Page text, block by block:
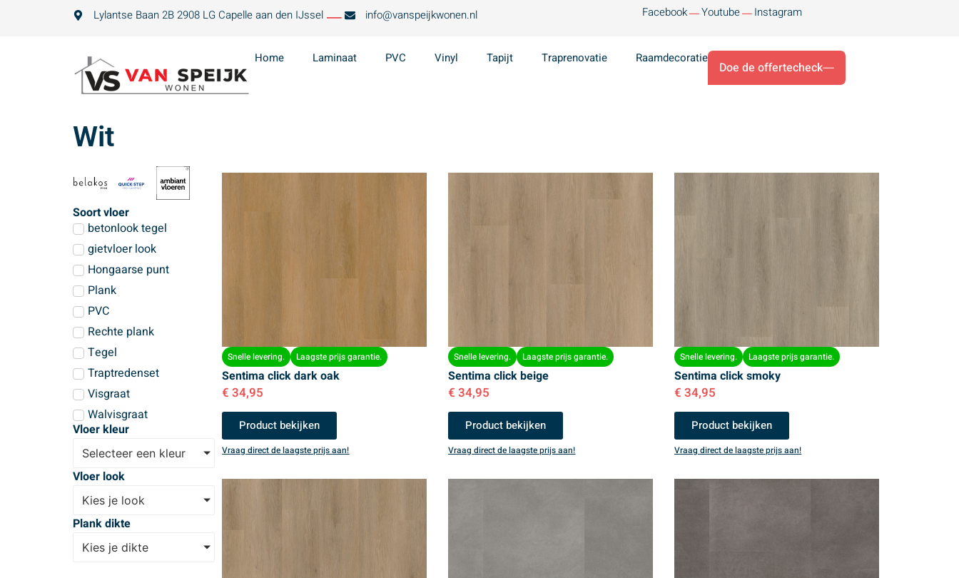
Lylantse Baan 2B 2908 LG Capelle aan den IJssel info@vanspeijkwonen.nl Facebook Youtube Instagram
Home Laminaat PVC Vinyl Tapijt Traprenovatie Raamdecoratie
Doe de offertecheck
Wit
Soort vloer
betonlook tegel
gietvloer look
Hongaarse punt
Plank
PVC
Rechte plank
Tegel
Traptredenset
Visgraat
Walvisgraat
Vloer kleur
Selecteer een kleur
Vloer look
Kies je look
Plank dikte
Kies je dikte
Snelle levering. Laagste prijs garantie.
Sentima click dark oak
€ 34,95
Product bekijken
Vraag direct de laagste prijs aan!
Snelle levering. Laagste prijs garantie.
Sentima click beige
€ 34,95
Product bekijken
Vraag direct de laagste prijs aan!
Snelle levering. Laagste prijs garantie.
Sentima click smoky
€ 34,95
Product bekijken
Vraag direct de laagste prijs aan!